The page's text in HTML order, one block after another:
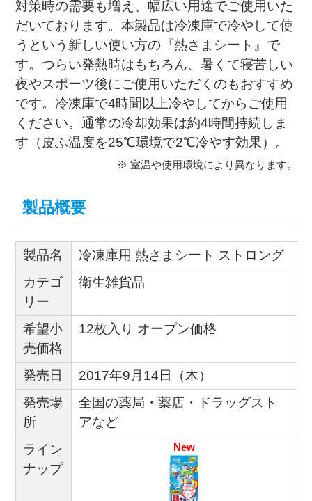
対策時の需要も増え、幅広い用途でご使用いた
だいております。本製品は冷凍庫で冷やして使
うという新しい使い方の『熱さまシート』で
す。つらい発熱時はもちろん、暑くて寝苦しい
夜やスポーツ後にご使用いただくのもおすすめ
です。冷凍庫で4時間以上冷やしてからご使用
ください。通常の冷却効果は約4時間持続しま
す（皮ふ温度を25℃環境で2℃冷やす効果）。
※ 室温や使用環境により異なります。
製品概要
製品名
冷凍庫用 熱さまシート ストロング
カテゴ
リー
衛生雑貨品
希望小
売価格
12枚入り オープン価格
発売日
2017年9月14日（木）
発売場
所
全国の薬局・薬店・ドラッグスト
アなど
ライン
ナップ
New